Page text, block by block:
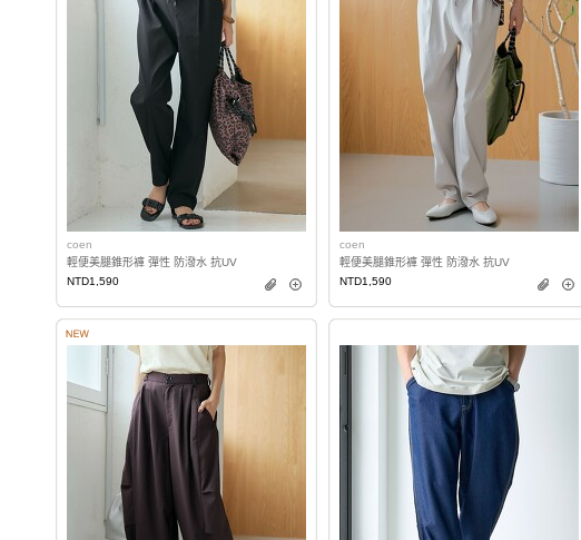
coen
輕便美腿錐形褲 彈性 防潑水 抗UV
NTD1,590
coen
輕便美腿錐形褲 彈性 防潑水 抗UV
NTD1,590